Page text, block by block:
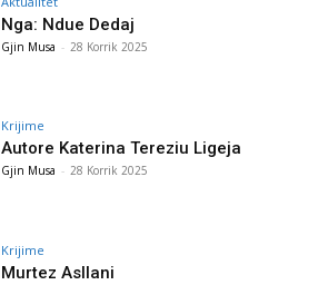
Nga: Ndue Dedaj
Gjin Musa - 28 Korrik 2025
Krijime
Autore Katerina Tereziu Ligeja
Gjin Musa - 28 Korrik 2025
Krijime
Murtez Asllani